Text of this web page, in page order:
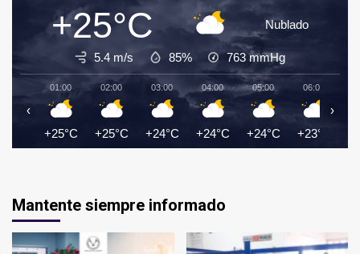
+25°C Nublado
5.4 m/s 85% 763mmHg
01:00
+25°C
02:00
+25°C
03:00
+24°C
04:00
+24°C
05:00
+24°C
06:00
+23°C
‹ ›
Mantente siempre informado